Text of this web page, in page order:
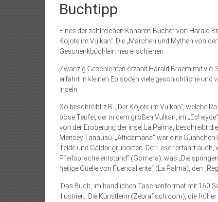
Buchtipp
Eines der zahlreichen Kanaren-Bücher von Harald
Kojote im Vulkan“. Die „Märchen und Mythen von
Geschenkbüchlein neu erschienen.
Zwanzig Geschichten erzählt Harald Braem mit viel
erfährt in kleinen Episoden viele geschichtliche und
Inseln.
So beschreibt z.B. „Der Kojote im Vulkan“, welche
böse Teufel, der in dem großen Vulkan, im
von der Eroberung der Insel La Palma, beschreibt
Mencey Tanausú. „Attidamana“ war eine
Telde und Gáldar gründeten. Der Leser erfährt
Pfeifsprache entstand“ (Gomera), was „Die
heilige Quelle von Fuencaliente“ (La Palma), den
Das Buch, im handlichen Taschenformat mit 160
illustriert. Die Künstlerin (Zebrafisch.com), die früher